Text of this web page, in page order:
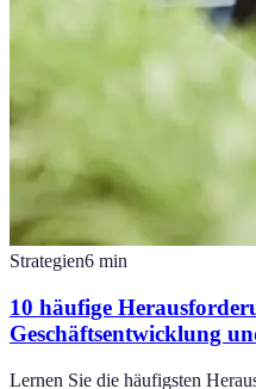
Strategien6 min
10 häufige
Geschäftsentwicklung
Lernen Sie die häufigsten